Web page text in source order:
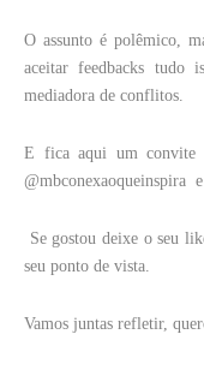
O assunto é polêmico,
aceitar feedbacks tudo
mediadora de conflitos.
E fica aqui um convite
@mbconexaoqueinspira
Se gostou deixe o seu
seu ponto de vista.
Vamos juntas refletir,